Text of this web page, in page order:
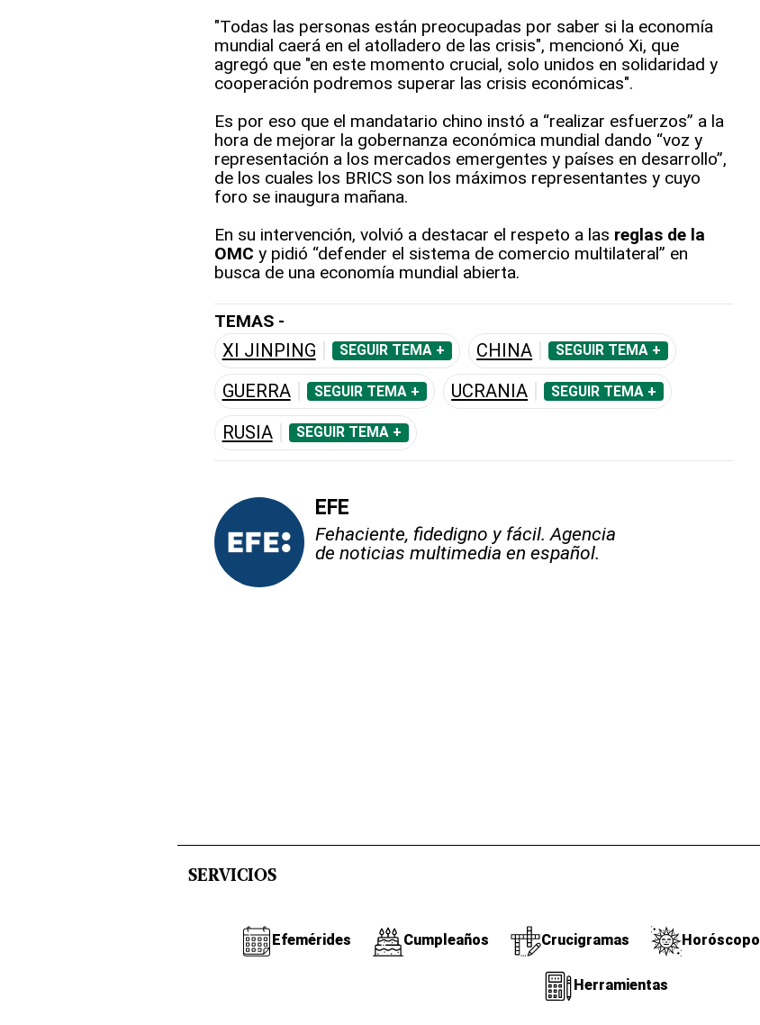
"Todas las personas están preocupadas por saber si la economía
mundial caerá en el atolladero de las crisis", mencionó Xi, que
agregó que "en este momento crucial, solo unidos en solidaridad y
cooperación podremos superar las crisis económicas".
Es por eso que el mandatario chino instó a “realizar esfuerzos” a la
hora de mejorar la gobernanza económica mundial dando “voz y
representación a los mercados emergentes y países en desarrollo”,
de los cuales los BRICS son los máximos representantes y cuyo
foro se inaugura mañana.
En su intervención, volvió a destacar el respeto a las reglas de la
OMC y pidió “defender el sistema de comercio multilateral” en
busca de una economía mundial abierta.
TEMAS -
XI JINPING SEGUIR TEMA + CHINA SEGUIR TEMA +
GUERRA SEGUIR TEMA + UCRANIA SEGUIR TEMA +
RUSIA SEGUIR TEMA +
EFE
Fehaciente, fidedigno y fácil. Agencia
de noticias multimedia en español.
SERVICIOS
Efemérides Cumpleaños Crucigramas Horóscopo
Herramientas